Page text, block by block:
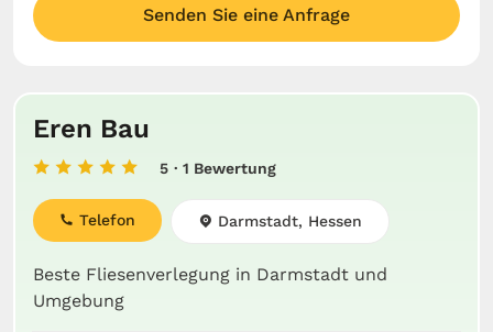
Senden Sie eine Anfrage
Eren Bau
5 · 1 Bewertung
Beste Fliesenverlegung in Darmstadt und
Umgebung
Telefon Darmstadt, Hessen